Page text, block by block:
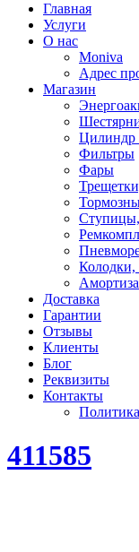
Главная
Услуги
О нас
Moniva
Адрес
Магазин
Цилиндр
Фильтры
Фары
Колодки,
Доставка
Гарантии
Отзывы
Клиенты
Блог
Реквизиты
Контакты
411585